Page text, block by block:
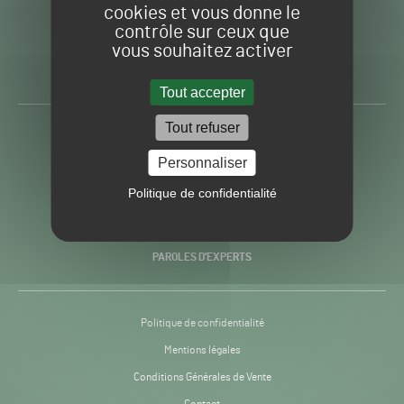
cookies et vous donne le
contrôle sur ceux que
vous souhaitez activer
Tout accepter
Tout refuser
Personnaliser
Politique de confidentialité
Gazon
Sport
H24
-
Toute l’info autour du
PRATIQUES
PAROLES D’EXPERTS
Politique de confidentialité
Mentions légales
Conditions Générales de Vente